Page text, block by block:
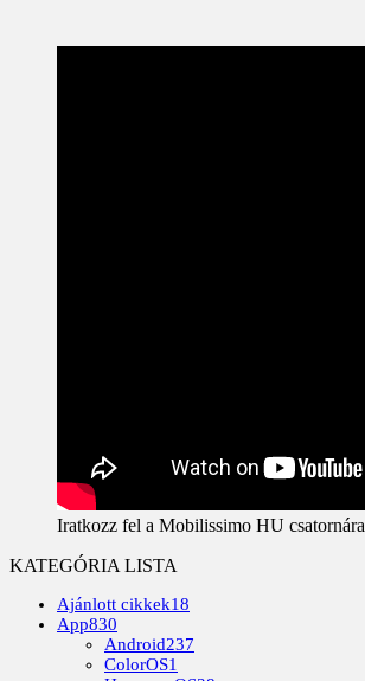
Iratkozz fel a Mobilissimo HU csatornára
KATEGÓRIA LISTA
Ajánlott cikkek18
App830
Android237
ColorOS1